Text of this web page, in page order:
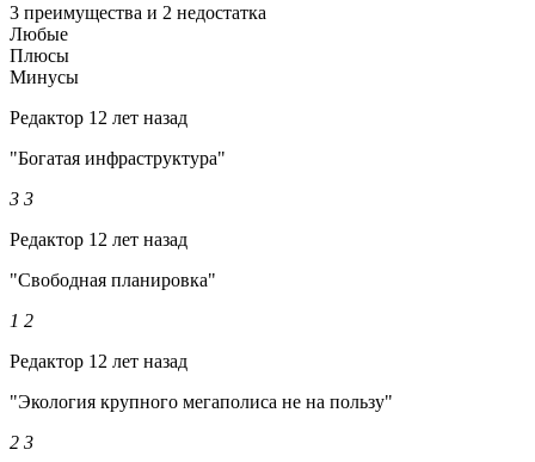
3 преимущества и 2 недостатка
Любые
Плюсы
Минусы
Редактор 12 лет назад
"Богатая инфраструктура"
3 3
Редактор 12 лет назад
"Свободная планировка"
1 2
Редактор 12 лет назад
"Экология крупного мегаполиса не на пользу"
2 3